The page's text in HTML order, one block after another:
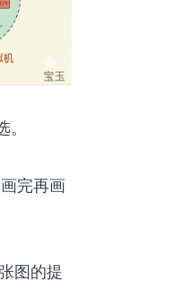
完再画
图的提